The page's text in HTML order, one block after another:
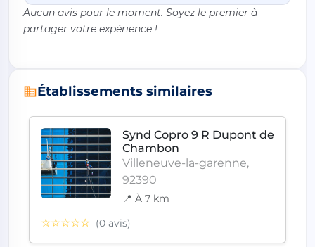
Aucun avis pour le moment. Soyez le premier à
partager votre expérience !
Établissements similaires
Synd Copro 9 R Dupont de
Chambon
Villeneuve-la-garenne,
92390
📍 À 7 km
☆☆☆☆☆ (0 avis)